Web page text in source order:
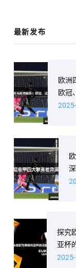
最新发布
欧洲
欧冠
探究
亚杯